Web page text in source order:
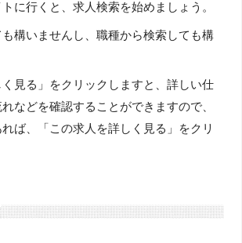
に行くと、求人検索を始めましょう。
構いませんし、職種から検索しても構
く見る」をクリックしますと、詳しい仕
などを確認することができますので、
ば、「この求人を詳しく見る」をクリ